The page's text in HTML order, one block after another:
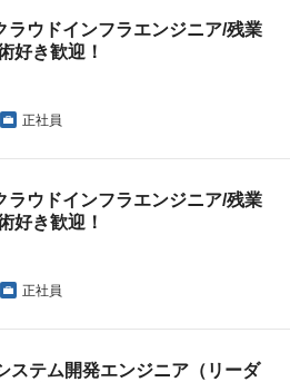
ラウドインフラエンジニア/残業
好き歓迎！
正社員
ラウドインフラエンジニア/残業
好き歓迎！
正社員
ステム開発エンジニア（リーダ